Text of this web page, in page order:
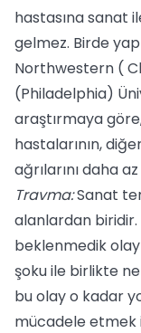
hastasına sanat
gelmez. Birde
Northwestern (
(Philadelphia)
araştırmaya
hastalarının,
ağrılarını daha
Travma:Sanat
alanlardan biridir.
beklenmedik
şoku ile birlikte
bu olay o kadar
mücadele etmek